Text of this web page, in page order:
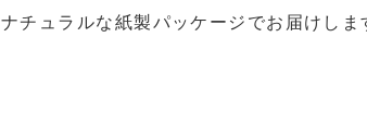
ナチュラルな紙製パッケージでお届けしま